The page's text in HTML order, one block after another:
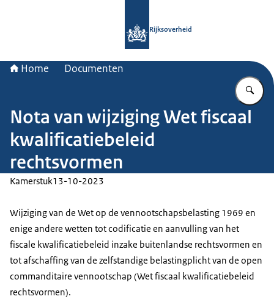
Rijksoverheid
Home Documenten
Nota van wijziging Wet fiscaal
kwalificatiebeleid
rechtsvormen
Kamerstuk13-10-2023
Wijziging van de Wet op de vennootschapsbelasting 1969 en
enige andere wetten tot codificatie en aanvulling van het
fiscale kwalificatiebeleid inzake buitenlandse rechtsvormen en
tot afschaffing van de zelfstandige belastingplicht van de open
commanditaire vennootschap (Wet fiscaal kwalificatiebeleid
rechtsvormen).